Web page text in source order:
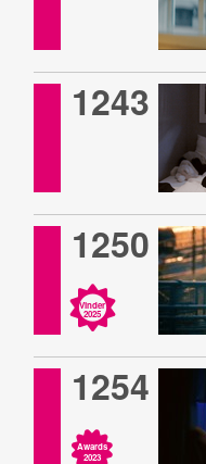
1243
1250
Vinder
2025
1254
Awards
2023